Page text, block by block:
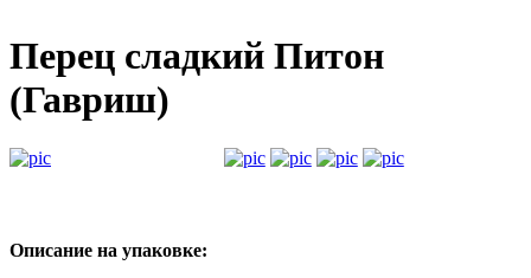
Перец сладкий Питон
(Гавриш)
Описание на упаковке: